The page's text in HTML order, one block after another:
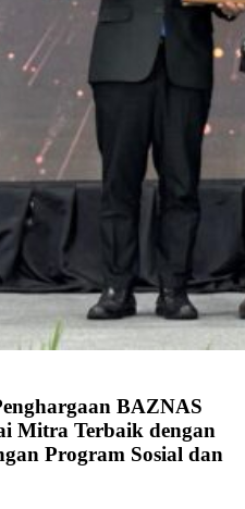
BAZNAS
Mitra Terbaik dengan
Program Sosial dan